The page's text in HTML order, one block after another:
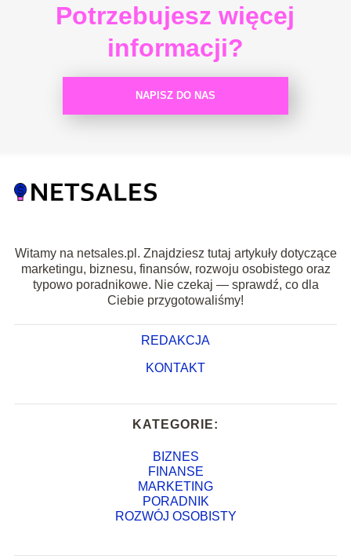
Potrzebujesz więcej
informacji?
NAPISZ DO NAS
Witamy na netsales.pl. Znajdziesz tutaj artykuły dotyczące
marketingu, biznesu, finansów, rozwoju osobistego oraz
typowo poradnikowe. Nie czekaj — sprawdź, co dla
Ciebie przygotowaliśmy!
REDAKCJA
KONTAKT
KATEGORIE:
BIZNES
FINANSE
MARKETING
PORADNIK
ROZWÓJ OSOBISTY